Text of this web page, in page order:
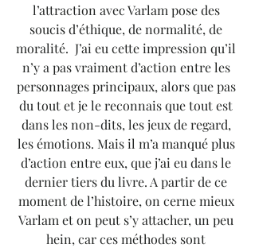
l’attraction avec Varlam pose des
soucis d’éthique, de normalité, de
moralité.  J’ai eu cette impression qu’il
n’y a pas vraiment d’action entre les
personnages principaux, alors que pas
du tout et je le reconnais que tout est
dans les non-dits, les jeux de regard,
les émotions. Mais il m’a manqué plus
d’action entre eux, que j’ai eu dans le
dernier tiers du livre. A partir de ce
moment de l’histoire, on cerne mieux
Varlam et on peut s’y attacher, un peu
hein, car ces méthodes sont